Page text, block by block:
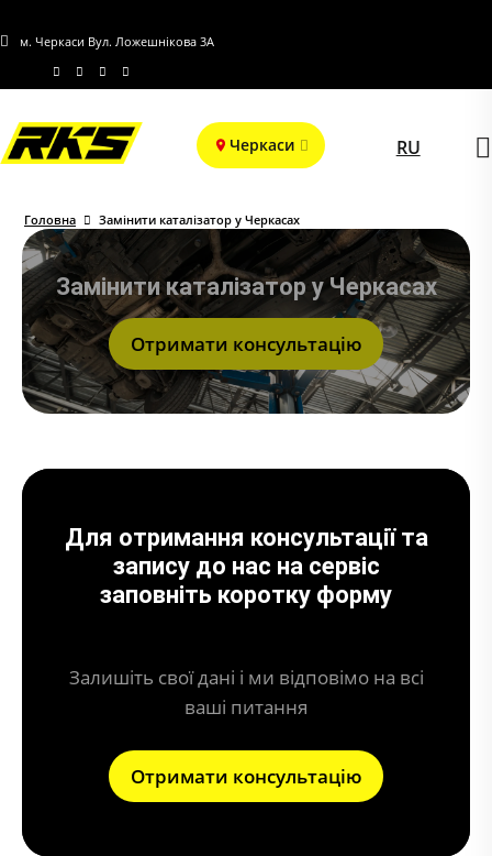
м. Черкаси Вул. Ложешнікова 3А
Черкаси RU
Головна Замінити каталізатор у Черкасах
Замінити каталізатор у Черкасах
Отримати консультацію
Для отримання консультації та
запису до нас на сервіс
заповніть коротку форму
Залишіть свої дані і ми відповімо на всі
ваші питання
Отримати консультацію